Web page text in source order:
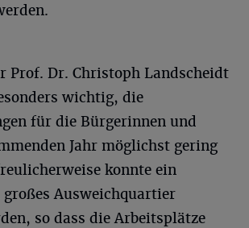
Prof. Dr. Christoph Landscheidt
wichtig, die
für die Bürgerinnen und
Jahr möglichst gering
konnte ein
großes Ausweichquartier
so dass die Arbeitsplätze